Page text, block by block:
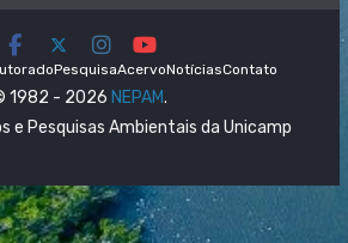
PesquisaAcervoNotíciasContato
1982 - 2026 NEPAM.
e Pesquisas Ambientais da Unicamp